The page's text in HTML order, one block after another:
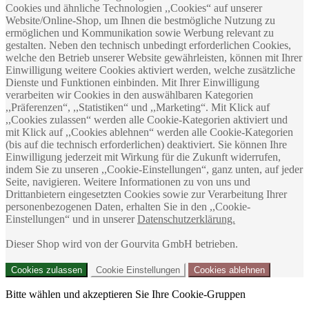
Cookies und ähnliche Technologien ,,Cookies“ auf unserer
Website/Online-Shop, um Ihnen die bestmögliche Nutzung zu
ermöglichen und Kommunikation sowie Werbung relevant zu
gestalten. Neben den technisch unbedingt erforderlichen Cookies,
welche den Betrieb unserer Website gewährleisten, können mit Ihrer
Einwilligung weitere Cookies aktiviert werden, welche zusätzliche
Dienste und Funktionen einbinden. Mit Ihrer Einwilligung
verarbeiten wir Cookies in den auswählbaren Kategorien
,,Präferenzen“, ,,Statistiken“ und ,,Marketing“. Mit Klick auf
,,Cookies zulassen“ werden alle Cookie-Kategorien aktiviert und
mit Klick auf ,,Cookies ablehnen“ werden alle Cookie-Kategorien
(bis auf die technisch erforderlichen) deaktiviert. Sie können Ihre
Einwilligung jederzeit mit Wirkung für die Zukunft widerrufen,
indem Sie zu unseren ,,Cookie-Einstellungen“, ganz unten, auf jeder
Seite, navigieren. Weitere Informationen zu von uns und
Drittanbietern eingesetzten Cookies sowie zur Verarbeitung Ihrer
personenbezogenen Daten, erhalten Sie in den ,,Cookie-
Einstellungen“ und in unsererDatenschutzerklärung.
Dieser Shop wird von der Gourvita GmbH betrieben.
Cookies zulassen Cookie Einstellungen Cookies ablehnen
Bitte wählen und akzeptieren Sie Ihre Cookie-Gruppen